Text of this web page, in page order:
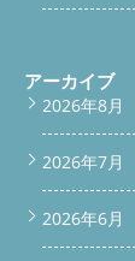
アーカイブ
2026年8月
2026年7月
2026年6月